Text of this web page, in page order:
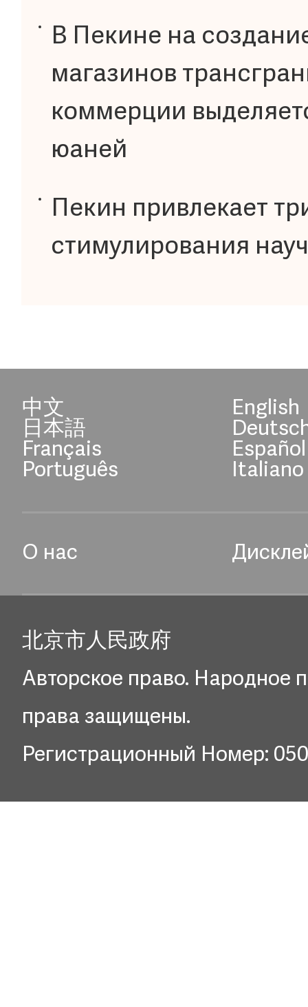
В Пекине на
магазинов
коммерции
юаней
Пекин привлекает
стимулирования
中文 English
日本語
Français Español
Português Italiano
О нас
北京市人民政府
Авторское право. Народное
права защищены.
Регистрационный Номер: